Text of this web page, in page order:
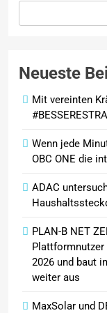
Neueste
Mit vereinten
Wenn jede
OBC ONE die
ADAC
PLAN-B NET
Plattformnutzer
2026 und baut
weiter aus
MaxSolar und